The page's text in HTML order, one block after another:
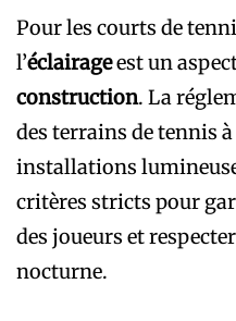
Pour les courts de
l’éclairageest un
construction. La
des terrains de tennis
installations
critères stricts pour
des joueurs et
nocturne.